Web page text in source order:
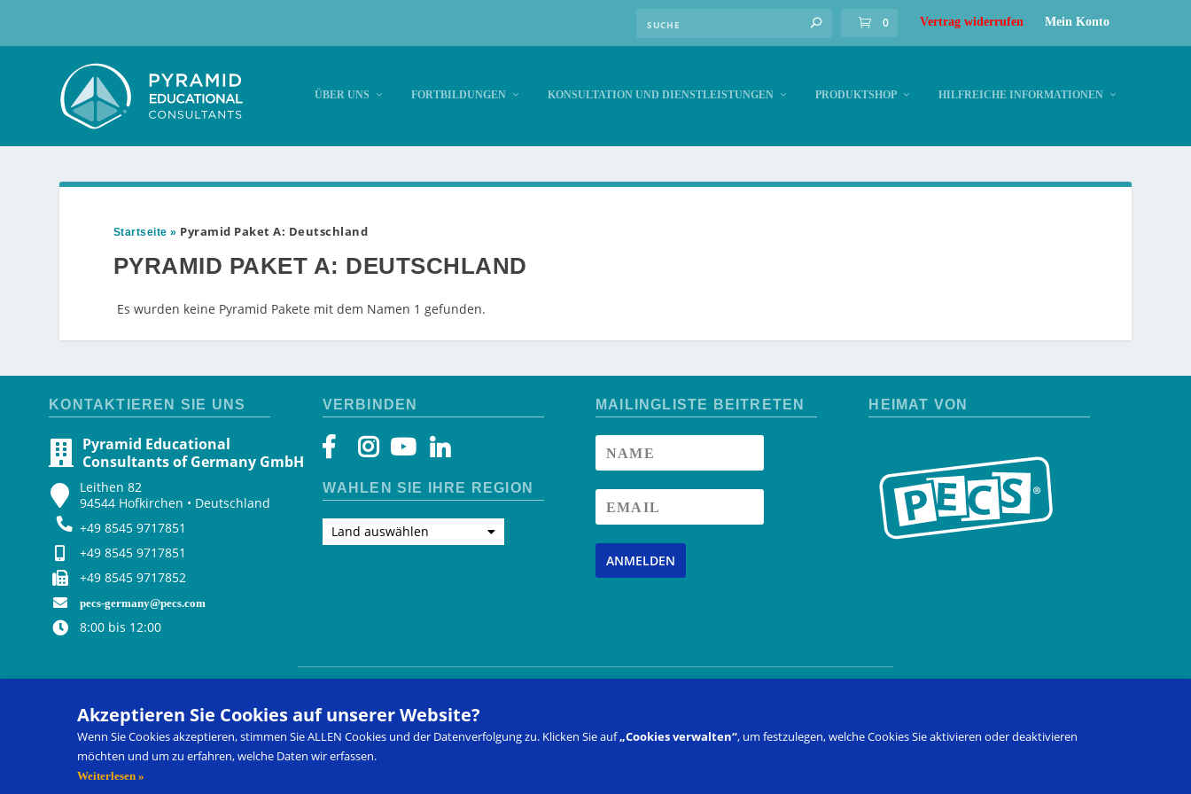
0 Vertrag widerrufen Mein Konto
ÜBER UNS FORTBILDUNGEN KONSULTATION UND DIENSTLEISTUNGEN PRODUKTSHOP HILFREICHE INFORMATIONEN
Startseite » Pyramid Paket A: Deutschland
PYRAMID PAKET A: DEUTSCHLAND
Es wurden keine Pyramid Pakete mit dem Namen 1 gefunden.
KONTAKTIEREN SIE UNS
Pyramid Educational
Consultants of Germany GmbH
Leithen 82
94544 Hofkirchen • Deutschland
+49 8545 9717851
+49 8545 9717851
+49 8545 9717852
pecs-germany@pecs.com
8:00 bis 12:00
VERBINDEN
WÄHLEN SIE IHRE REGION
Land auswählen
MAILINGLISTE BEITRETEN
ANMELDEN
HEIMAT VON
Picture Exchange Communication System®, PECS®, and Pyramid Approach to Education
eingetragenen Marken von Pyramid Educational Consultants, LLC.
Akzeptieren Sie Cookies auf unserer Website?
Wenn Sie Cookies akzeptieren, stimmen Sie ALLEN Cookies und der Datenverfolgung zu. Klicken Sie auf„Cookies verwalten“, um festzulegen, welche Cookies Sie aktivieren oder deaktivieren
möchten und um zu erfahren, welche Daten wir erfassen.
Weiterlesen »